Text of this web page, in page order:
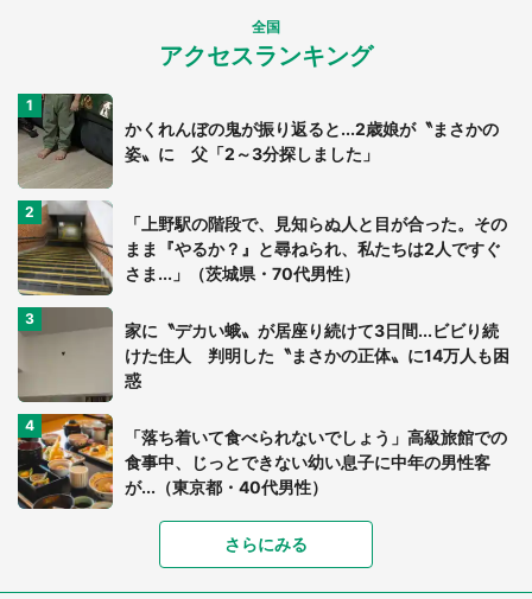
全国
アクセスランキング
かくれんぼの鬼が振り返ると...2歳娘が〝まさかの
姿〟に 父「2～3分探しました」
「上野駅の階段で、見知らぬ人と目が合った。その
まま『やるか？』と尋ねられ、私たちは2人ですぐ
さま...」（茨城県・70代男性）
家に〝デカい蛾〟が居座り続けて3日間...ビビり続
けた住人 判明した〝まさかの正体〟に14万人も困
惑
「落ち着いて食べられないでしょう」高級旅館での
食事中、じっとできない幼い息子に中年の男性客
が...（東京都・40代男性）
「可愛いのにホラー」「事件性を感じる」 ふわふ
さらにみる